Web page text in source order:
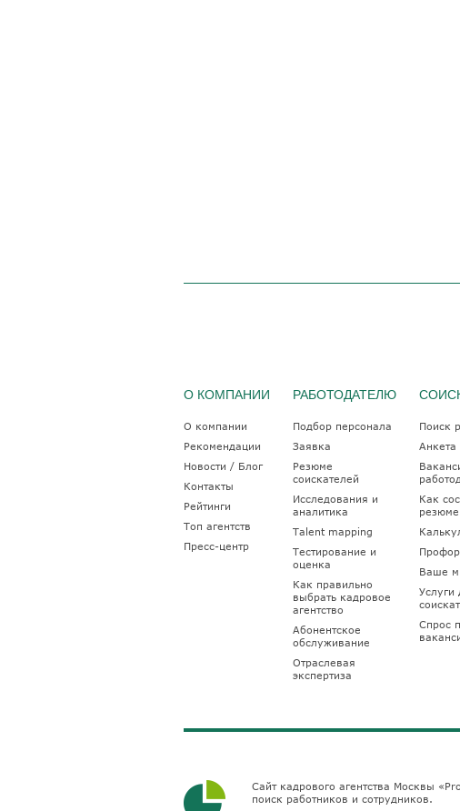
О КОМПАНИИ
О компании
Рекомендации
Новости / Блог
Контакты
Рейтинги
Топ агентств
Пресс-центр
РАБОТОДАТЕЛЮ
Подбор персонала
Заявка
Резюме
соискателей
Исследования и
аналитика
Talent mapping
Тестирование и
оценка
Как правильно
выбрать кадровое
агентство
Абонентское
обслуживание
Отраслевая
экспертиза
Поиск
Анкета
Как
резюме
Ваше
Услуги
Спрос
Сайт кадрового агентства Москвы
поиск работников и сотрудников.